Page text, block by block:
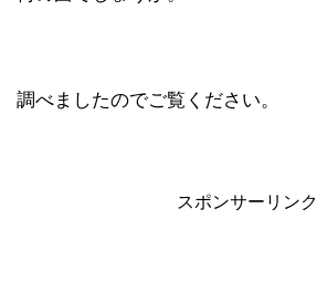
調べましたのでご覧ください。
スポンサーリンク